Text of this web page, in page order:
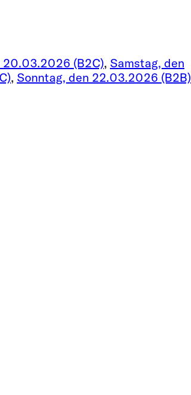
20.03.2026 (B2C), Samstag, den
, Sonntag, den 22.03.2026 (B2B)